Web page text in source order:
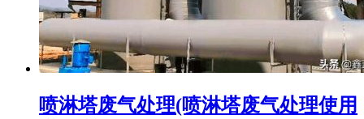
喷淋塔废气处理(喷淋塔废气处理使用